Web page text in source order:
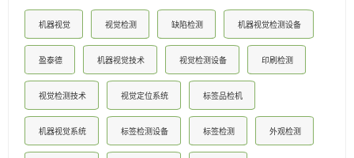
机器视觉 视觉检测 缺陷检测 机器视觉检测设备
盈泰德 机器视觉技术 视觉检测设备 印刷检测
视觉检测技术 视觉定位系统 标签品检机
机器视觉系统 标签检测设备 标签检测 外观检测